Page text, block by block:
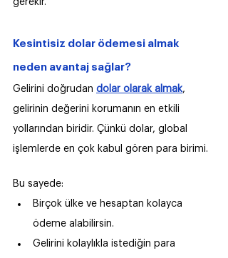
gerekir.
Kesintisiz dolar ödemesi almak
neden avantaj sağlar?
Gelirini doğrudan dolar olarak almak,
gelirinin değerini korumanın en etkili
yollarından biridir. Çünkü dolar, global
işlemlerde en çok kabul gören para birimi.
Bu sayede:
Birçok ülke ve hesaptan kolayca
ödeme alabilirsin.
Gelirini kolaylıkla istediğin para